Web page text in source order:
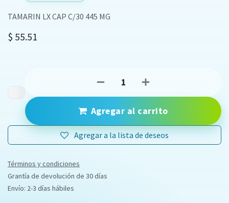
TAMARIN LX CAP C/30 445 MG
$ 55.51
Agregar al carrito
Agregar a la lista de deseos
Términos y condiciones
Grantía de devolución de 30 días
Envío: 2-3 días hábiles